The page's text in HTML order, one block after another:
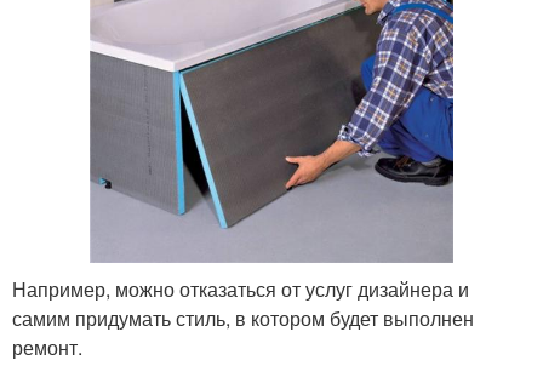
Например, можно отказаться от услуг дизайнера и
самим придумать стиль, в котором будет выполнен
ремонт.